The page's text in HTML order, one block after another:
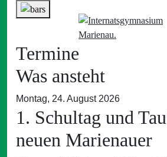
Termine
Was ansteht
Montag, 24. August 2026
1. Schultag und
neuen Marienauer